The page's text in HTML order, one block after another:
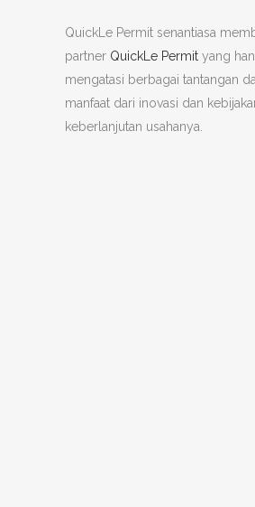
QuickLe Permit senantiasa
partner QuickLe Permit yang
mengatasi berbagai tantangan
manfaat dari inovasi dan
keberlanjutan usahanya.